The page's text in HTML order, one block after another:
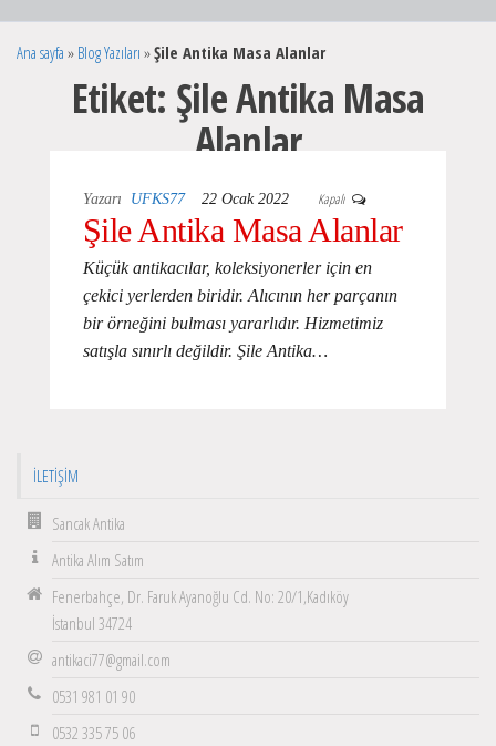
Ana sayfa » Blog Yazıları »Şile Antika Masa Alanlar
Etiket: Şile Antika Masa
Alanlar
Yazarı UFKS77 22 Ocak 2022 Kapalı
Şile Antika Masa Alanlar
Küçük antikacılar, koleksiyonerler için en
çekici yerlerden biridir. Alıcının her parçanın
bir örneğini bulması yararlıdır. Hizmetimiz
satışla sınırlı değildir. Şile Antika…
İLETIŞIM
Sancak Antika
Antika Alım Satım
Fenerbahçe, Dr. Faruk Ayanoğlu Cd. No: 20/1,Kadıköy
İstanbul 34724
antikaci77@gmail.com
0531 981 01 90
0532 335 75 06